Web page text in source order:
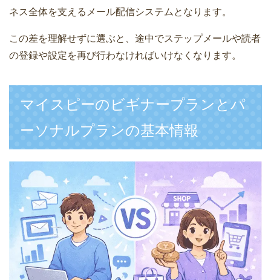
ネス全体を支えるメール配信システムとなります。
この差を理解せずに選ぶと、途中でステップメールや読者
の登録や設定を再び行わなければいけなくなります。
マイスピーのビギナープランとパ
ーソナルプランの基本情報